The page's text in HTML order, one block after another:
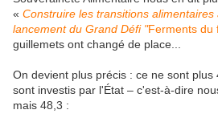
« Construire les transitions alimentaires
lancement du Grand Défi "Ferments du
guillemets ont changé de place...
On devient plus précis : ce ne sont
sont investis par l'État – c'est-à-dire
mais 48,3 :